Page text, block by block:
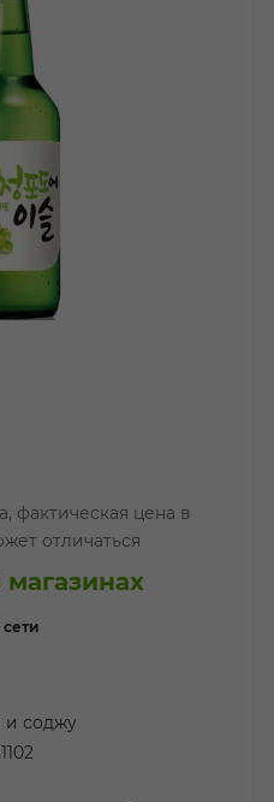
фактическая цена в
отличаться
магазинах
и соджу